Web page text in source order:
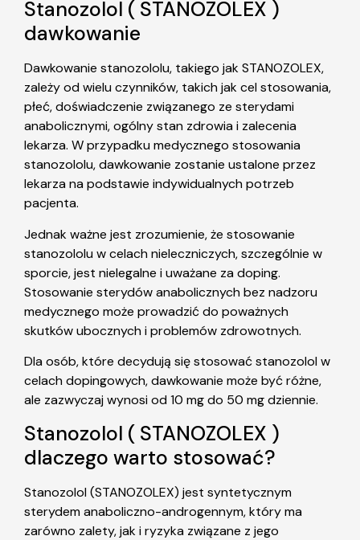
Stanozolol ( STANOZOLEX )
dawkowanie
Dawkowanie stanozololu, takiego jak STANOZOLEX,
zależy od wielu czynników, takich jak cel stosowania,
płeć, doświadczenie związanego ze sterydami
anabolicznymi, ogólny stan zdrowia i zalecenia
lekarza. W przypadku medycznego stosowania
stanozololu, dawkowanie zostanie ustalone przez
lekarza na podstawie indywidualnych potrzeb
pacjenta.
Jednak ważne jest zrozumienie, że stosowanie
stanozololu w celach nieleczniczych, szczególnie w
sporcie, jest nielegalne i uważane za doping.
Stosowanie sterydów anabolicznych bez nadzoru
medycznego może prowadzić do poważnych
skutków ubocznych i problemów zdrowotnych.
Dla osób, które decydują się stosować stanozolol w
celach dopingowych, dawkowanie może być różne,
ale zazwyczaj wynosi od 10 mg do 50 mg dziennie.
Stanozolol ( STANOZOLEX )
dlaczego warto stosować?
Stanozolol (STANOZOLEX) jest syntetycznym
sterydem anaboliczno-androgennym, który ma
zarówno zalety, jak i ryzyka związane z jego